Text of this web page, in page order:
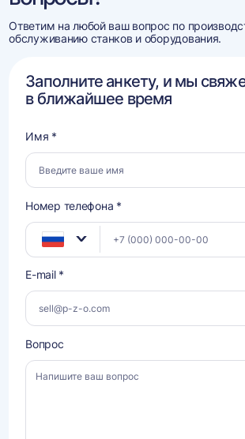
Ответим на любой ваш вопрос по
обслуживанию станков и оборудования.
Заполните анкету, и мы
в ближайшее время
Имя *
Номер телефона *
E-mail *
Вопрос